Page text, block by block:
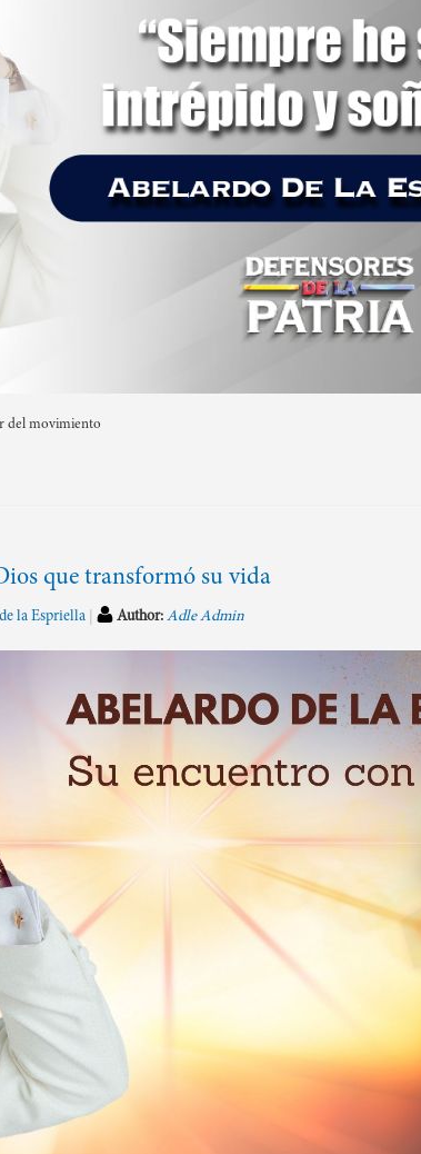
del movimiento
que transformó su vida
la Espriella Author: Adle Admin